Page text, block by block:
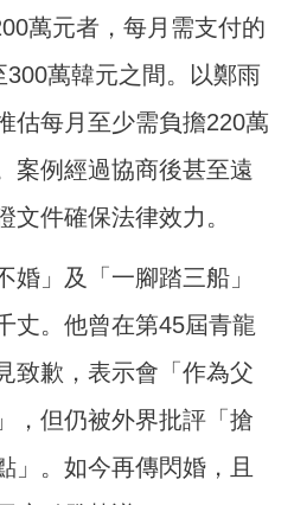
萬元者，每月需支付的
萬韓元之間。以鄭雨
估每月至少需負擔220萬
案例經過協商後甚至遠
文件確保法律效力。
婚」及「一腳踏三船」
丈。他曾在第45屆青龍
致歉，表示會「作為父
，但仍被外界批評「搶
」。如今再傳閃婚，且